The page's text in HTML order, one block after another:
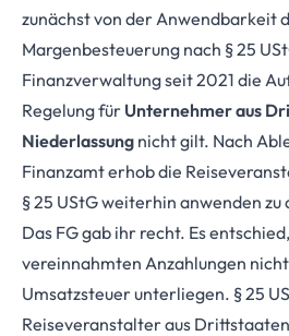
zunächst von der Anwendbarkeit
Margenbesteuerung nach § 25
Finanzverwaltung seit 2021 die
Regelung für Unternehmer aus
Niederlassung nicht gilt. Nach
Finanzamt erhob die
§ 25 UStG weiterhin anwenden zu
Das FG gab ihr recht. Es
vereinnahmten Anzahlungen
Umsatzsteuer unterliegen. § 25
Reiseveranstalter aus